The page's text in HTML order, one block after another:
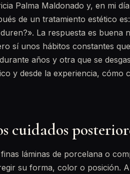
Palma Maldonado y, en mi
de un tratamiento estético
La respuesta es buena
sí unos hábitos constantes
años y otra que se
y desde la experiencia, cómo
cuidados
láminas de porcelana o
su forma, color o posición.